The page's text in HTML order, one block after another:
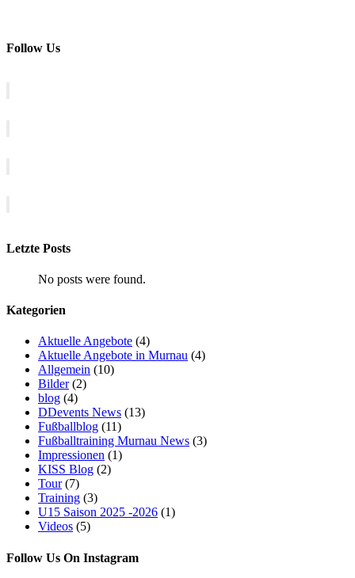
Follow Us
Letzte Posts
No posts were found.
Kategorien
Aktuelle Angebote (4)
Aktuelle Angebote in Murnau (4)
Allgemein (10)
Bilder(2)
blog (4)
DDevents News (13)
Fußballblog (11)
Fußballtraining Murnau News (3)
Impressionen (1)
KISS Blog (2)
Tour(7)
Training (3)
U15 Saison 2025 -2026 (1)
Videos (5)
Follow Us On Instagram